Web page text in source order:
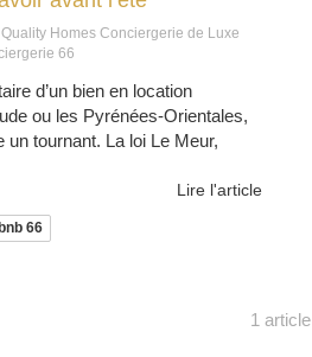
Homes Conciergerie de Luxe
66
d’un bien en location
ou les Pyrénées-Orientales,
un tournant. La loi Le Meur,
Lire l'article
66
1 article